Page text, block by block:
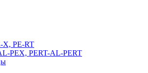
X, PE-RT
PEX, PERT-AL-PERT